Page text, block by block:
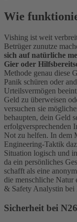
Wie
Vishing ist weit
Betrüger zunutze
sich auf natürliche
Gier oder
Methode genau diese
Panik schüren oder
Urteilsvermögen
Geld zu überweisen
versuchen sie
behaupten, dein Geld
erfolgversprechenden
Not zu helfen. In dem
Engineering-Taktik
Situation logisch und
da ein persönliches
schafft als eine
die menschliche Natur
& Safety Analystin bei
Sicherheit bei N26